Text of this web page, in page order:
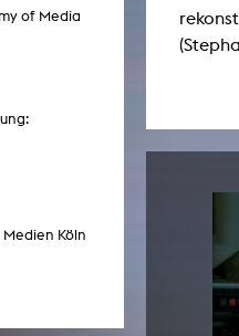
of Media
Köln
Central
Event recording